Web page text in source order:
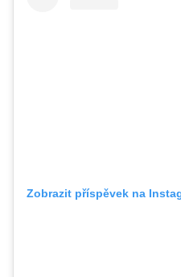
Zobrazit příspěvek na